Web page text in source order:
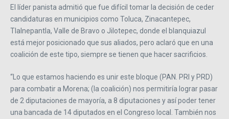
El líder panista admitió que fue difícil tomar la decisión de ceder
candidaturas en municipios como Toluca, Zinacantepec,
Tlalnepantla, Valle de Bravo o Jilotepec, donde el blanquiazul
está mejor posicionado que sus aliados, pero aclaró que en una
coalición de este tipo, siempre se tienen que hacer sacrificios.
“Lo que estamos haciendo es unir este bloque (PAN. PRI y PRD)
para combatir a Morena; (la coalición) nos permitiría lograr pasar
de 2 diputaciones de mayoría, a 8 diputaciones y así poder tener
una bancada de 14 diputados en el Congreso local. También nos